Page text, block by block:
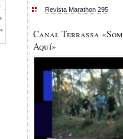
Revista Marathon 295
Canal Terrassa «Som
Aquí»